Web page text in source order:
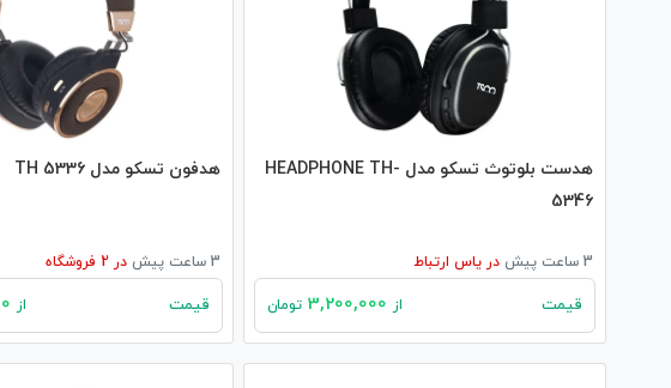
هدست بلوتوث تسکو مدل HEADPHONE TH-
5346
3 ساعت پیش در یاس ارتباط
قیمت از تومان
هدفون تسکو مدل TH 5336
3 ساعت پیش در فروشگاه
قیمت از